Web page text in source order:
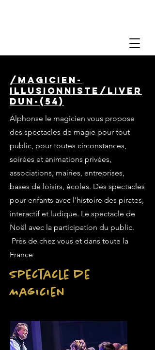
/magicien-
illusionniste/liver
dun-(54)
Alphonse le magicien vous propose
des spectacles de magie pour tout
public, pour toutes circonstances,
soirées et animations privées,
associations, mairies, entreprises,
bases de loisirs, écoles. Des spectacles
pour enfants avec l'histoire des pirates,
interactif et ludique. Le spectacle de
Noël avec la participation du public.
Près de chez vous et dans toute la
France
Spectacle de
Magicien